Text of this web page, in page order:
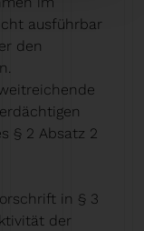
ausführbar
den
§ 2 Absatz 2
in § 3
der